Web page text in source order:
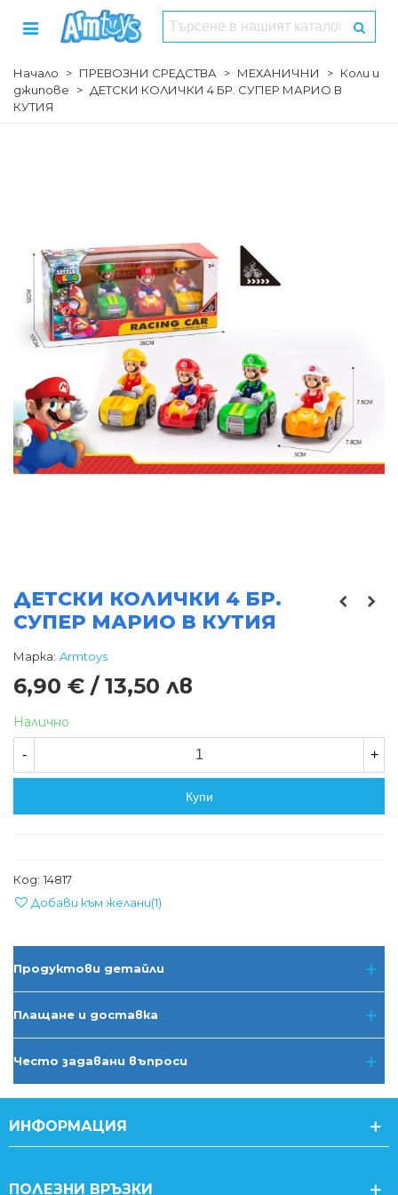
Начало > ПРЕВОЗНИ СРЕДСТВА > МЕХАНИЧНИ > Коли и
джипове
> ДЕТСКИ КОЛИЧКИ 4 БР. СУПЕР МАРИО В
КУТИЯ
ДЕТСКИ КОЛИЧКИ 4 БР.
СУПЕР МАРИО В КУТИЯ
Марка: Armtoys
6,90 € / 13,50 лв
Налично
- +
Купи
Код: 14817
Добави към желани(1)
Продуктови детайли
Плащане и доставка
Често задавани въпроси
ИНФОРМАЦИЯ
ПОЛЕЗНИ ВРЪЗКИ